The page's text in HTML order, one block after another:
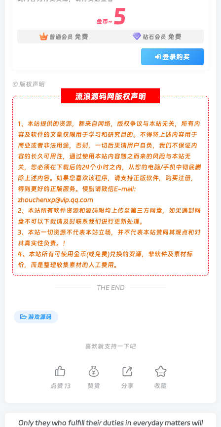
金币~ 5
普通会员 免费 钻石会员 免费
登录购买
© 版权声明
流浪源码网版权声明
1、本站提供的资源，都来自网络，版权争议与本站无关，所有内
容及软件的文章仅限用于学习和研究目的。不得将上述内容用于
商业或者非法用途，否则，一切后果请用户自负，我们不保证内
容的长久可用性，通过使用本站内容随之而来的风险与本站无
关，您必须在下载后的24个小时之内，从您的电脑/手机中彻底删
除上述内容。如果您喜欢该程序，请支持正版软件，购买注册，
得到更好的正版服务。侵删请致信E-mail：
zhouchenxp@vip.qq.com
2、本站所有软件资源和源码附均上传至第三方网盘，如果遇到网
盘不可以下载请及时联系我们进行更新处理。
3、本站一切资源不代表本站立场，并不代表本站赞同其观点和对
其真实性负责。！
4、本站所有可使用金币(或免费)兑换的资源，非软件及素材标
价，而是整理收集素材的人工费用。
THE END
游戏源码
喜欢就支持一下吧
点赞 13 赞赏 分享 收藏
Only they who fulfill their duties in everyday matters will